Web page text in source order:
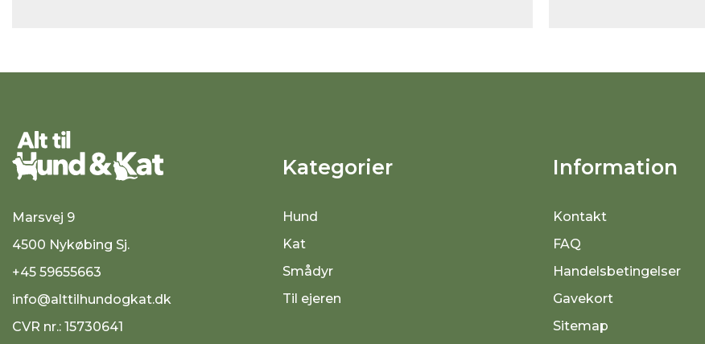
Marsvej 9
4500 Nykøbing Sj.
+45 59655663
info@alttilhundogkat.dk
CVR nr.: 15730641
Kategorier
Hund
Kat
Smådyr
Til ejeren
Information
Kontakt
FAQ
Handelsbetingelser
Gavekort
Sitemap